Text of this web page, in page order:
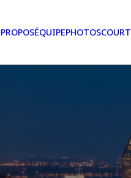
ÉQUIPEPHOTOS